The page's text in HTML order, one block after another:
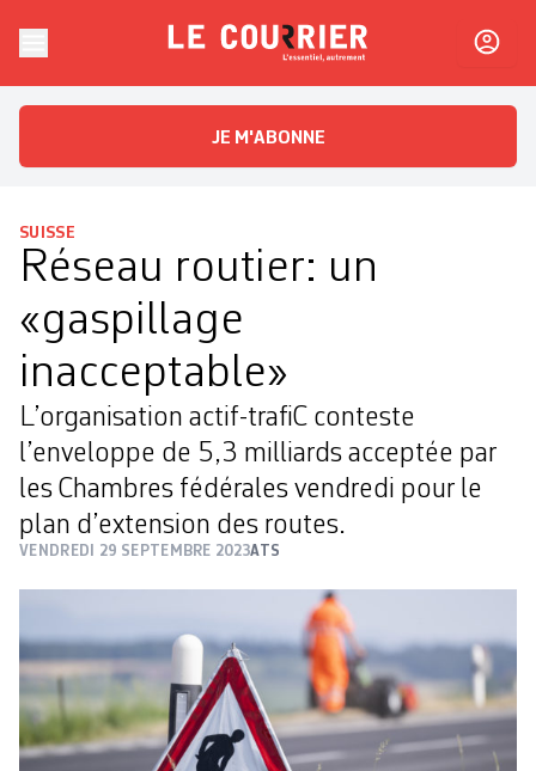
Le CourrierL'essentiel, autrement
JE M'ABONNE
SUISSE
Réseau routier: un
«gaspillage
inacceptable»
L’organisation actif-trafiC conteste
l’enveloppe de 5,3 milliards acceptée par
les Chambres fédérales vendredi pour le
plan d’extension des routes.
VENDREDI 29 SEPTEMBRE 2023ATS